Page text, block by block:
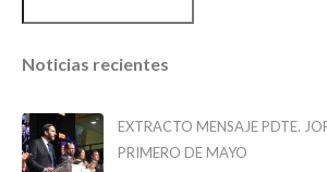
Noticias recientes
EXTRACTO MENSAJE PDTE.
PRIMERO DE MAYO